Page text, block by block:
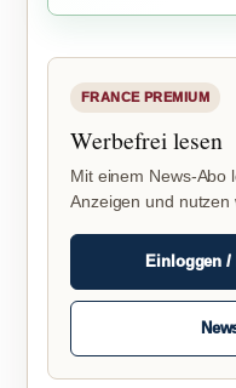
FRANCE PREMIUM
Werbefrei lesen
Mit einem News-Abo
Anzeigen und
Einloggen